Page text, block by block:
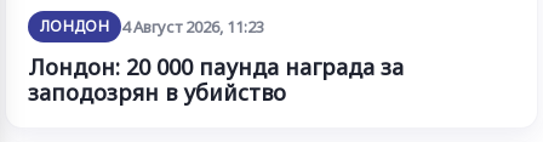
ЛОНДОН 4 Август 2026, 11:23
Лондон: 20 000 паунда награда за
заподозрян в убийство